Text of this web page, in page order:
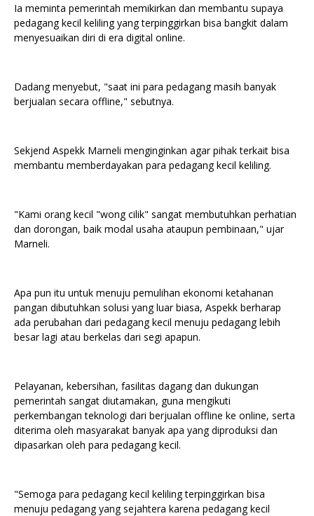
Ia meminta pemerintah memikirkan dan membantu supaya
pedagang kecil keliling yang terpinggirkan bisa bangkit dalam
menyesuaikan diri di era digital online.
Dadang menyebut, "saat ini para pedagang masih banyak
berjualan secara offline," sebutnya.
Sekjend Aspekk Marneli menginginkan agar pihak terkait bisa
membantu memberdayakan para pedagang kecil keliling.
"Kami orang kecil "wong cilik" sangat membutuhkan perhatian
dan dorongan, baik modal usaha ataupun pembinaan," ujar
Marneli.
Apa pun itu untuk menuju pemulihan ekonomi ketahanan
pangan dibutuhkan solusi yang luar biasa, Aspekk berharap
ada perubahan dari pedagang kecil menuju pedagang lebih
besar lagi atau berkelas dari segi apapun.
Pelayanan, kebersihan, fasilitas dagang dan dukungan
pemerintah sangat diutamakan, guna mengikuti
perkembangan teknologi dari berjualan offline ke online, serta
diterima oleh masyarakat banyak apa yang diproduksi dan
dipasarkan oleh para pedagang kecil.
"Semoga para pedagang kecil keliling terpinggirkan bisa
menuju pedagang yang sejahtera karena pedagang kecil